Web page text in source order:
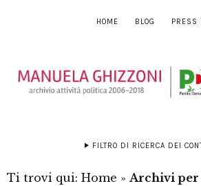
HOME BLOG PRESS
FILTRO DI RICERCA DEI
Ti trovi qui: Home » Archivi per